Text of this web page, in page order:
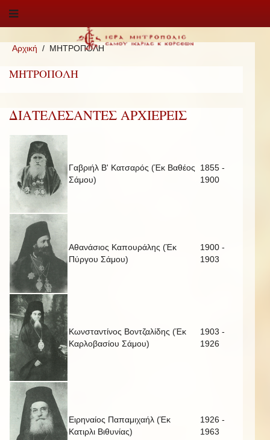
Αρχική ΜΗΤΡΟΠΟΛΗ
ΜΗΤΡΟΠΟΛΗ
ΔΙΑΤΕΛΕΣΑΝΤΕΣ ΑΡΧΙΕΡΕΙΣ
Γαβριήλ Β' Κατσαρός (Έκ Βαθέος
Σάμου)
1855 -
1900
Αθανάσιος Καπουράλης (Έκ
Πύργου Σάμου)
1900 -
1903
Κωνσταντίνος Βοντζαλίδης (Έκ
Καρλοβασίου Σάμου)
1903 -
1926
Ειρηναίος Παπαμιχαήλ (Έκ
Κατιρλι Βιθυνίας)
1926 -
1963